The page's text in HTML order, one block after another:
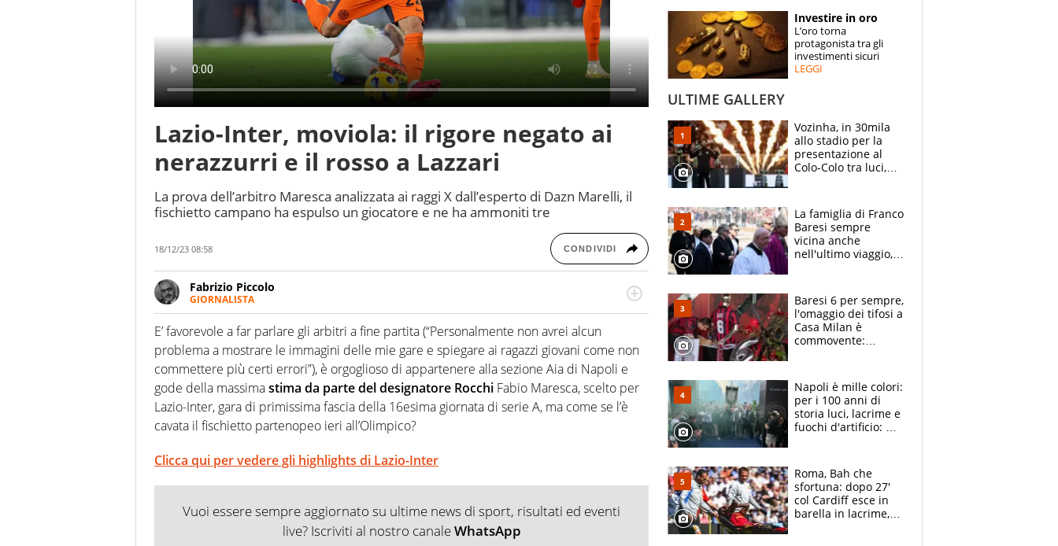
ESPERTI
CONTATTI
Lazio-Inter, moviola: il rigore negato ai
nerazzurri e il rosso a Lazzari
La prova dell’arbitro Maresca analizzata ai raggi X dall’esperto di Dazn Marelli, il
fischietto campano ha espulso un giocatore e ne ha ammoniti tre
18/12/23 08:58 CONDIVIDI
Fabrizio Piccolo
GIORNALISTA
Nella sua carriera ha seguito numerose manifestazioni sportive e collaborato con
agenzie e testate. Esperienza, competenza, conoscenza e memoria storica. Si occupa
prevalentemente di calcio
E’ favorevole a far parlare gli arbitri a fine partita (“Personalmente non avrei alcun
problema a mostrare le immagini delle mie gare e spiegare ai ragazzi giovani come non
commettere più certi errori”), è orgoglioso di appartenere alla sezione Aia di Napoli e
gode della massimastima da parte del designatore Rocchi Fabio Maresca, scelto per
Lazio-Inter, gara di primissima fascia della 16esima giornata di serie A, ma come se l’è
cavata il fischietto partenopeo ieri all’Olimpico?
Clicca qui per vedere gli highlights di Lazio-Inter
Vuoi essere sempre aggiornato su ultime news di sport, risultati ed eventi
live? Iscriviti al nostro canaleWhatsApp
Investire in oro
L’oro torna
protagonista tra gli
investimenti sicuri
LEGGI
ULTIME GALLERY
Vozinha, in 30mila
allo stadio per la
presentazione al
Colo-Colo tra luci,
La famiglia di Franco
Baresi sempre
vicina anche
nell'ultimo viaggio,
circondati
dall'affetto dei tifosi
Baresi 6 per sempre,
l'omaggio dei tifosi a
Casa Milan è
commovente:
bigliettini
Napoli è mille colori:
per i 100 anni di
storia luci, lacrime e
fuochi d'artificio: De
Roma, Bah che
sfortuna: dopo 27'
col Cardiff esce in
barella in lacrime,